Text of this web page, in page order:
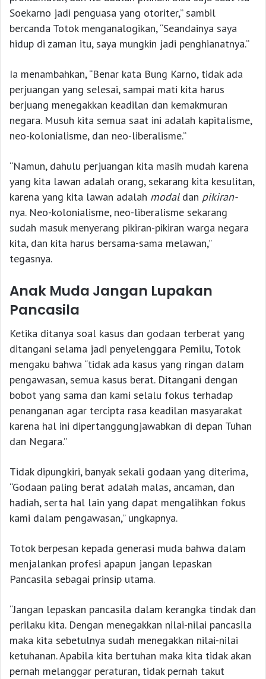
Soekarno jadi penguasa yang otoriter,” sambil
bercanda Totok menganalogikan, “Seandainya saya
hidup di zaman itu, saya mungkin jadi penghianatnya.”
Ia menambahkan, “Benar kata Bung Karno, tidak ada
perjuangan yang selesai, sampai mati kita harus
berjuang menegakkan keadilan dan kemakmuran
negara. Musuh kita semua saat ini adalah kapitalisme,
neo-kolonialisme, dan neo-liberalisme.”
“Namun, dahulu perjuangan kita masih mudah karena
yang kita lawan adalah orang, sekarang kita kesulitan,
karena yang kita lawan adalah modaldan pikiran-
nya. Neo-kolonialisme, neo-liberalisme sekarang
sudah masuk menyerang pikiran-pikiran warga negara
kita, dan kita harus bersama-sama melawan,”
tegasnya.
Anak Muda Jangan Lupakan
Pancasila
Ketika ditanya soal kasus dan godaan terberat yang
ditangani selama jadi penyelenggara Pemilu, Totok
mengaku bahwa “tidak ada kasus yang ringan dalam
pengawasan, semua kasus berat. Ditangani dengan
bobot yang sama dan kami selalu fokus terhadap
penanganan agar tercipta rasa keadilan masyarakat
karena hal ini dipertanggungjawabkan di depan Tuhan
dan Negara.”
Tidak dipungkiri, banyak sekali godaan yang diterima,
“Godaan paling berat adalah malas, ancaman, dan
hadiah, serta hal lain yang dapat mengalihkan fokus
kami dalam pengawasan,” ungkapnya.
Totok berpesan kepada generasi muda bahwa dalam
menjalankan profesi apapun jangan lepaskan
Pancasila sebagai prinsip utama.
“Jangan lepaskan pancasila dalam kerangka tindak dan
perilaku kita. Dengan menegakkan nilai-nilai pancasila
maka kita sebetulnya sudah menegakkan nilai-nilai
ketuhanan. Apabila kita bertuhan maka kita tidak akan
pernah melanggar peraturan, tidak pernah takut